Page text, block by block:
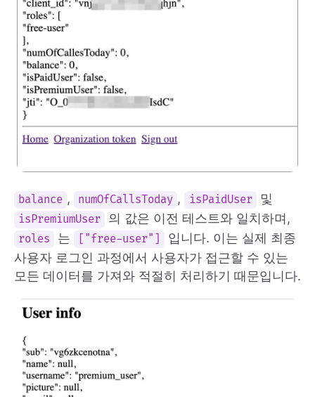
balance , numOfCallsToday , isPaidUser 및
isPremiumUser 의 값은 이전 테스트와 일치하며,
roles 는 ["free-user"]
입니다. 이는 실제 최종
사용자 로그인 과정에서 사용자가 접근할 수 있는
모든 데이터를 가져와 적절히 처리하기 때문입니다.